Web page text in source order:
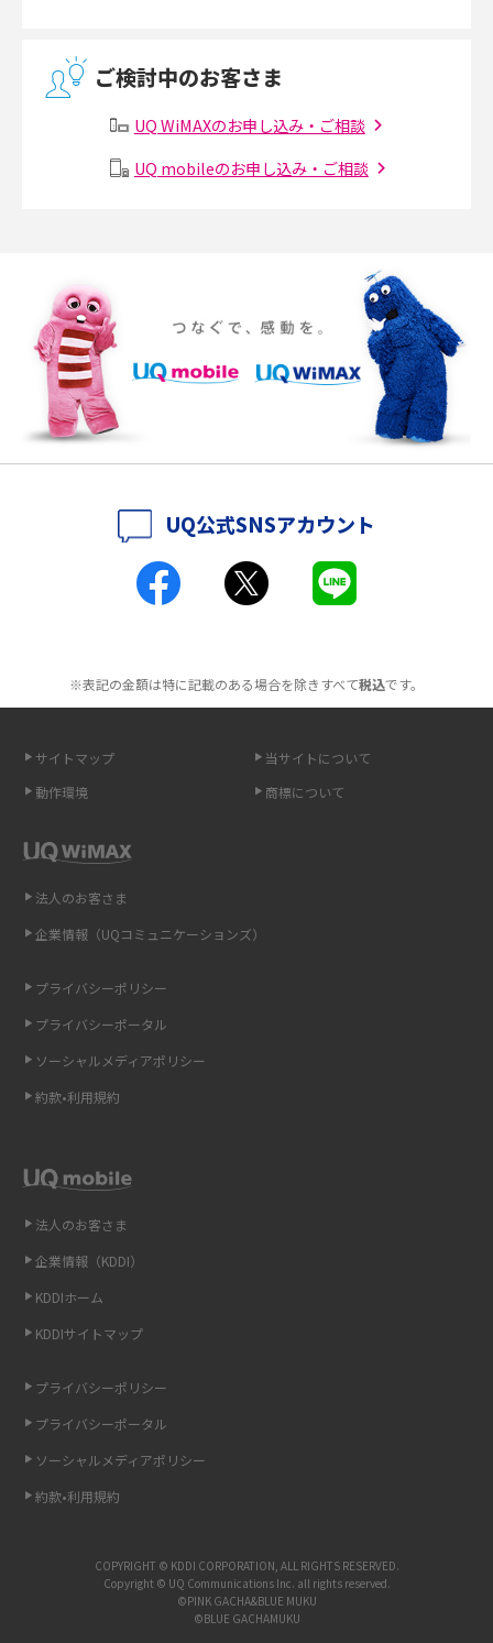
無線LANとは？メリット・デメリットや接続方法を解説
メッシュWi-Fiとは？仕組みやメリット・デメリット、中継機との違いを解
ポケット型Wi-Fiをレンタルするメリットとは？選び方や向いている方の特
徴も紹介
持ち運びできるポケット型Wi-Fiのおススメの選び方は？メリット・デメリ
ットも紹介
ポケット型Wi-Fiはクレカなしでも利用できる？口座振替の方法や注意点も
ポケット型Wi-Fiとは？通信の仕組みやメリット・デメリットを解説
工事不要！置くだけWi-Fiの特徴は？メリット・デメリットや選び方を解説
介
ポケット型Wi-Fi（モバイルWi-Fi）とは？おススメする方の特徴や選び方を
点も解説
ギガバイト（GB）とは？1GBの目安やギガが足りない時の対処法を紹介
Wi-Fiを自宅に設置する方法は？必要なことやポイントも紹介
光ファイバーとは？仕組みやメリット・デメリットを初心者向けにわかり
やすく解説
ストリーミング再生とは？ダウンロードとの違いやメリット・デメリット
引っ越し費用の相場は？ひとり暮らしや家族の場合の目安や費用を抑える
UQ WiMAXの評判は？特徴やメリット・デメリットを口コミと併せて紹介
ご検討中のお客さま
UQ WiMAXのお申し込み・ご相談
UQ mobileのお申し込み・ご相談
UQ公式SNSアカウント
※表記の金額は特に記載のある場合を除きすべて税込です。
サイトマップ
当サイトについて
動作環境
商標について
法人のお客さま
企業情報（KDDI）
KDDIホーム
KDDIサイトマップ
プライバシーポリシー
プライバシーポータル
ソーシャルメディアポリシー
約款•利用規約
法人のお客さま
企業情報（UQコミュニケーションズ）
プライバシーポリシー
プライバシーポータル
ソーシャルメディアポリシー
約款•利用規約
COPYRIGHT © KDDI CORPORATION, ALL RIGHTS RESERVED.
Copyright © UQ Communications Inc. all rights reserved.
©PINK GACHA&BLUE MUKU
©BLUE GACHAMUKU